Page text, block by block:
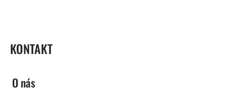
KONTAKT
O nás